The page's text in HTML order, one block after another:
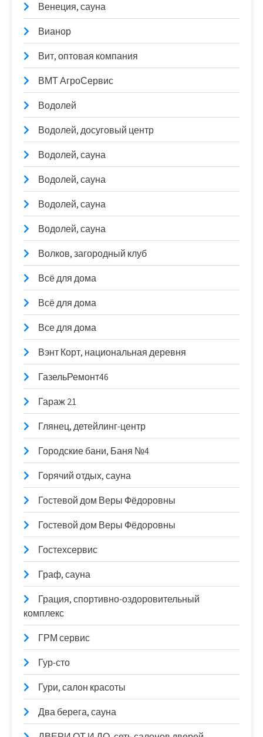
Венеция, сауна
Вианор
Вит, оптовая компания
ВМТ АгроСервис
Водолей
Водолей, досуговый центр
Водолей, сауна
Водолей, сауна
Водолей, сауна
Водолей, сауна
Волков, загородный клуб
Всё для дома
Всё для дома
Все для дома
Вэнт Корт, национальная деревня
ГазельРемонт46
Гараж 21
Глянец, детейлинг-центр
Городские бани, Баня №4
Горячий отдых, сауна
Гостевой дом Веры Фёдоровны
Гостевой дом Веры Фёдоровны
Гостехсервис
Граф, сауна
Грация, спортивно-оздоровительный
комплекс
ГРМ сервис
Гур-сто
Гури, салон красоты
Два берега, сауна